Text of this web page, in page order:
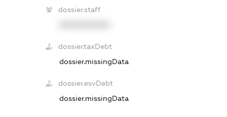
dossier.staff
dossier.taxDebt
dossier.missingData
dossier.esvDebt
dossier.missingData